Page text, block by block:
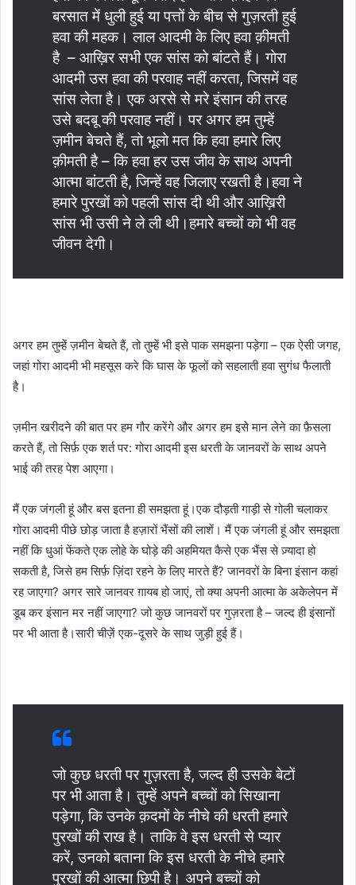
बरसात में धुली हुई या पत्तों के बीच से गुज़रती हुई
हवा की महक। लाल आदमी के लिए हवा क़ीमती
है – आख़िर सभी एक सांस को बांटते हैं। गोरा
आदमी उस हवा की परवाह नहीं करता, जिसमें वह
सांस लेता है। एक अरसे से मरे इंसान की तरह
उसे बदबू की परवाह नहीं। पर अगर हम तुम्हें
ज़मीन बेचते हैं, तो भूलो मत कि हवा हमारे लिए
क़ीमती है – कि हवा हर उस जीव के साथ अपनी
आत्मा बांटती है, जिन्हें वह जिलाए रखती है।हवा ने
हमारे पुरखों को पहली सांस दी थी और आख़िरी
सांस भी उसी ने ले ली थी।हमारे बच्चों को भी वह
जीवन देगी।
अगर हम तुम्हें ज़मीन बेचते हैं, तो तुम्हें भी इसे पाक समझना पड़ेगा – एक ऐसी जगह,
जहां गोरा आदमी भी महसूस करे कि घास के फूलों को सहलाती हवा सुगंध फैलाती
है।
ज़मीन खरीदने की बात पर हम गौर करेंगे और अगर हम इसे मान लेने का फ़ैसला
करते हैं, तो सिर्फ़ एक शर्त पर: गोरा आदमी इस धरती के जानवरों के साथ अपने
भाई की तरह पेश आएगा।
मैं एक जंगली हूं और बस इतना ही समझता हूं।एक दौड़ती गाड़ी से गोली चलाकर
गोरा आदमी पीछे छोड़ जाता है हज़ारों भैंसों की लाशें। मैं एक जंगली हूं और समझता
नहीं कि धुआं फेंकते एक लोहे के घोड़े की अहमियत कैसे एक भैंस से ज़्यादा हो
सकती है, जिसे हम सिर्फ़ ज़िंदा रहने के लिए मारते हैं? जानवरों के बिना इंसान कहां
रह जाएगा? अगर सारे जानवर ग़ायब हो जाएं, तो क्या अपनी आत्मा के अकेलेपन में
डूब कर इंसान मर नहीं जाएगा? जो कुछ जानवरों पर गुज़रता है – जल्द ही इंसानों
पर भी आता है।सारी चीज़ें एक-दूसरे के साथ जुड़ी हुई हैं।
जो कुछ धरती पर गुज़रता है, जल्द ही उसके बेटों
पर भी आता है। तुम्हें अपने बच्चों को सिखाना
पड़ेगा, कि उनके क़दमों के नीचे की धरती हमारे
पुरखों की राख है। ताकि वे इस धरती से प्यार
करें, उनको बताना कि इस धरती के नीचे हमारे
पुरखों की आत्मा छिपी है। अपने बच्चों को